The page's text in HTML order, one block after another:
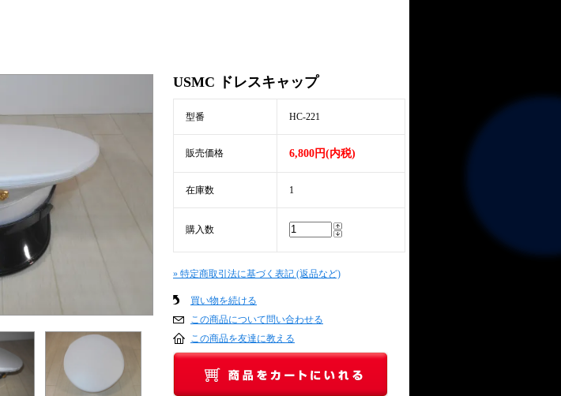
USMC ドレスキャップ
型番 HC-221
販売価格 6,800円(内税)
在庫数 1
購入数
» 特定商取引法に基づく表記 (返品など)
買い物を続ける
この商品について問い合わせる
この商品を友達に教える